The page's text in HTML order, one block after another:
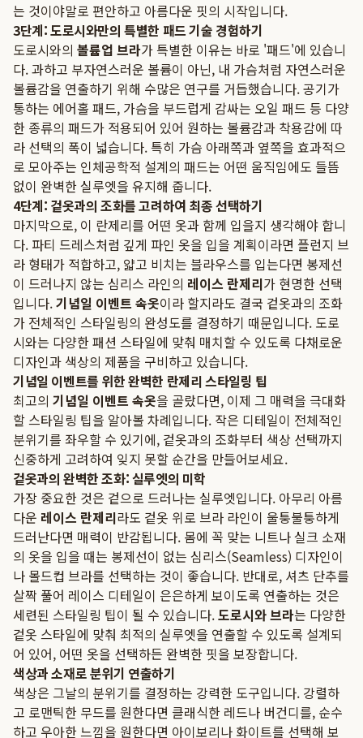
는 것이야말로 편안하고 아름다운 핏의 시작입니다.
3단계: 도로시와만의 특별한 패드 기술 경험하기
도로시와의 볼륨업 브라가 특별한 이유는 바로 '패드'에 있습니
다. 과하고 부자연스러운 볼륨이 아닌, 내 가슴처럼 자연스러운
볼륨감을 연출하기 위해 수많은 연구를 거듭했습니다. 공기가
통하는 에어홀 패드, 가슴을 부드럽게 감싸는 오일 패드 등 다양
한 종류의 패드가 적용되어 있어 원하는 볼륨감과 착용감에 따
라 선택의 폭이 넓습니다. 특히 가슴 아래쪽과 옆쪽을 효과적으
로 모아주는 인체공학적 설계의 패드는 어떤 움직임에도 들뜸
없이 완벽한 실루엣을 유지해 줍니다.
4단계: 겉옷과의 조화를 고려하여 최종 선택하기
마지막으로, 이 란제리를 어떤 옷과 함께 입을지 생각해야 합니
다. 파티 드레스처럼 깊게 파인 옷을 입을 계획이라면 플런지 브
라 형태가 적합하고, 얇고 비치는 블라우스를 입는다면 봉제선
이 드러나지 않는 심리스 라인의 레이스 란제리가 현명한 선택
입니다.기념일 이벤트 속옷이라 할지라도 결국 겉옷과의 조화
가 전체적인 스타일링의 완성도를 결정하기 때문입니다. 도로
시와는 다양한 패션 스타일에 맞춰 매치할 수 있도록 다채로운
디자인과 색상의 제품을 구비하고 있습니다.
기념일 이벤트를 위한 완벽한 란제리 스타일링 팁
최고의 기념일 이벤트 속옷을 골랐다면, 이제 그 매력을 극대화
할 스타일링 팁을 알아볼 차례입니다. 작은 디테일이 전체적인
분위기를 좌우할 수 있기에, 겉옷과의 조화부터 색상 선택까지
신중하게 고려하여 잊지 못할 순간을 만들어보세요.
겉옷과의 완벽한 조화: 실루엣의 미학
가장 중요한 것은 겉으로 드러나는 실루엣입니다. 아무리 아름
다운 레이스 란제리라도 겉옷 위로 브라 라인이 울퉁불퉁하게
드러난다면 매력이 반감됩니다. 몸에 꼭 맞는 니트나 실크 소재
의 옷을 입을 때는 봉제선이 없는 심리스(Seamless) 디자인이
나 몰드컵 브라를 선택하는 것이 좋습니다. 반대로, 셔츠 단추를
살짝 풀어 레이스 디테일이 은은하게 보이도록 연출하는 것은
세련된 스타일링 팁이 될 수 있습니다.도로시와 브라는 다양한
겉옷 스타일에 맞춰 최적의 실루엣을 연출할 수 있도록 설계되
어 있어, 어떤 옷을 선택하든 완벽한 핏을 보장합니다.
색상과 소재로 분위기 연출하기
색상은 그날의 분위기를 결정하는 강력한 도구입니다. 강렬하
고 로맨틱한 무드를 원한다면 클래식한 레드나 버건디를, 순수
하고 우아한 느낌을 원한다면 아이보리나 화이트를 선택해 보